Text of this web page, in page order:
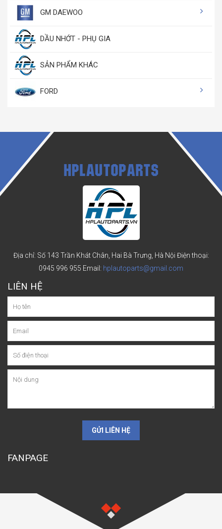
GM DAEWOO
DẦU NHỚT - PHỤ GIA
SẢN PHẨM KHÁC
FORD
HPLAUTOPARTS
Địa chỉ: Số 143 Trần Khát Chân, Hai Bà Trưng, Hà Nội Điện thoại:
0945 996 955 Email: hplautoparts@gmail.com
LIÊN HỆ
GỬI LIÊN HỆ
FANPAGE